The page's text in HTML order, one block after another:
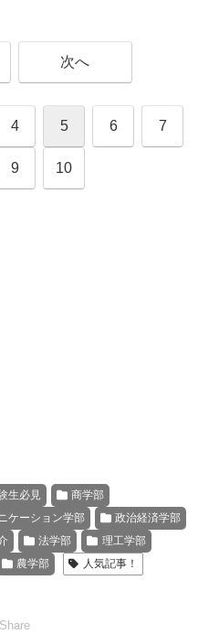
次へ
4 5 6 7
9 10
生必見
商学部
ケーション学部
政治経済学部
法学部
理工学部
農学部
人気記事！
Share